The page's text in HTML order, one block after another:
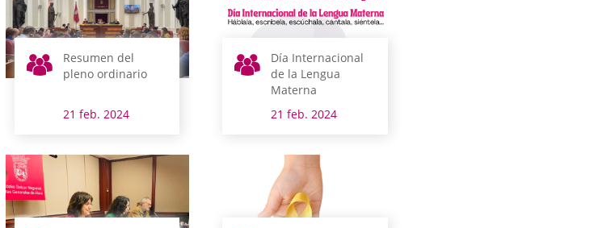
Resumen del
pleno ordinario
21 feb. 2024
Día Internacional
de la Lengua
Materna
21 feb. 2024